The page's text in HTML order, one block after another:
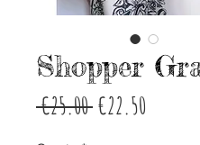
Shopper
€25.00 Regular
€22.50